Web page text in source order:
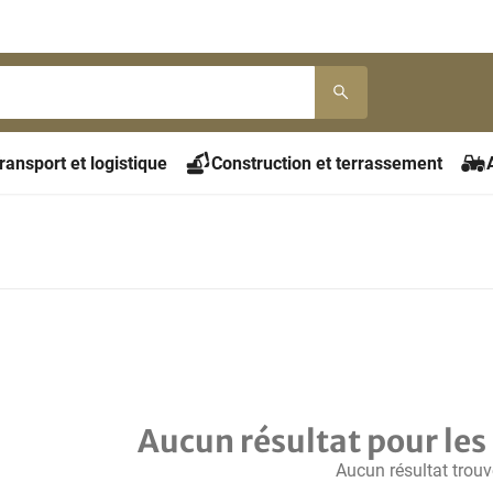
et logistique Construction et terrassement
Aucun résultat pour
Aucun résultat